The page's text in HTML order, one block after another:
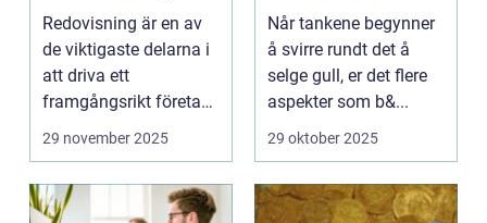
till framgång
Redovisning är en av
de viktigaste delarna i
att driva ett
framgångsrikt företag.
I ...
29 november 2025
transaksjon
Når tankene begynner
å svirre rundt det å
selge gull, er det flere
aspekter som b&...
29 oktober 2025